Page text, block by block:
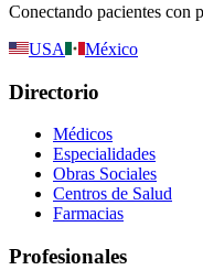
Conectando pacientes con
USA
México
Directorio
Médicos
Especialidades
Obras Sociales
Centros de Salud
Farmacias
Profesionales